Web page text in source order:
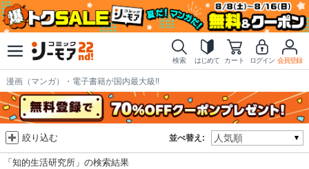
検索 はじめて カート ログイン 会員登録
漫画（マンガ）・電子書籍が国内最大級!!
並べ替え:
絞り込む
「知的生活研究所」の検索結果